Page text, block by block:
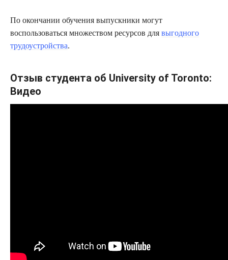
По окончании обучения выпускники могут
воспользоваться множеством ресурсов для выгодного
трудоустройства.
Отзыв студента об University of Toronto:
Видео